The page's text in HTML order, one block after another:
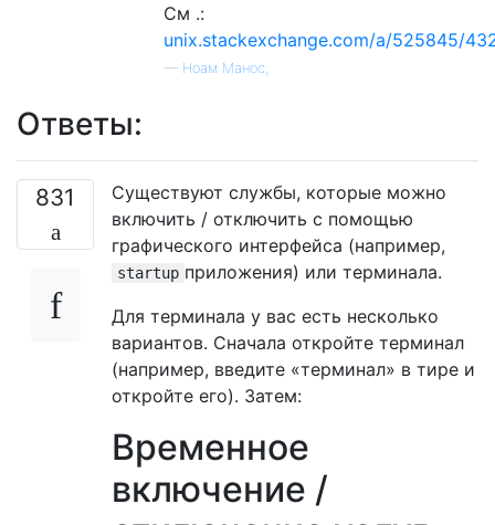
См .:
unix.stackexchange.com/a/525845/
— Ноам Манос,
Ответы:
831
Существуют службы, которые можно
включить / отключить с помощью
графического интерфейса (например,
startup приложения) или терминала.
Для терминала у вас есть несколько
вариантов. Сначала откройте терминал
(например, введите «терминал» в тире и
откройте его). Затем:
Временное
включение /